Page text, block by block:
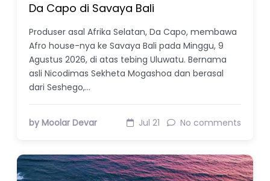
Da Capo di Savaya Bali
Produser asal Afrika Selatan, Da Capo, membawa
Afro house-nya ke Savaya Bali pada Minggu, 9
Agustus 2026, di atas tebing Uluwatu. Bernama
asli Nicodimas Sekheta Mogashoa dan berasal
dari Seshego,…
by Moolar Devar Jul 21 No comments